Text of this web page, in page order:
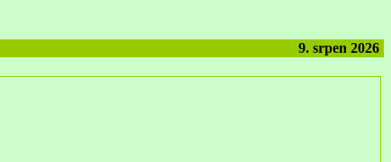
9. srpen 2026